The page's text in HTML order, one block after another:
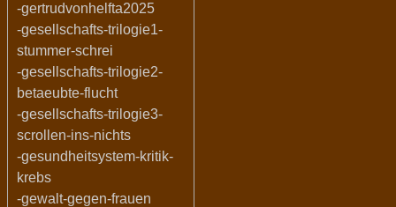
-gertrudvonhelfta2025
-gesellschafts-trilogie1-
stummer-schrei
-gesellschafts-trilogie2-
betaeubte-flucht
-gesellschafts-trilogie3-
scrollen-ins-nichts
-gesundheitsystem-kritik-
krebs
-gewalt-gegen-frauen